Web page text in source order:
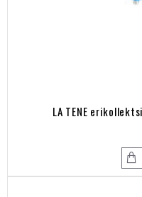
LA TENE